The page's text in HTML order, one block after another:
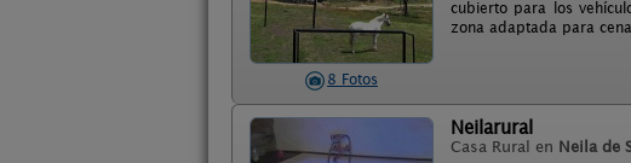
8 Fotos
cubierto para los
zona adaptada para
Neilarural
Casa Rural en Neila de